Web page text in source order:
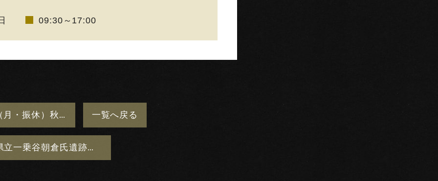
09:30～17:00
10/7（火）〜11/24（月・振休）秋季企画展「世界三大古戦場展 − ワーテルロー・ゲティスバーグと関ケ原のつながり −」 一覧へ戻る
３館（福井県立一乗谷朝倉氏遺跡博物館、滋賀県立安土城考古博物館、 岐阜関ケ原古戦場記念館）連携事業について